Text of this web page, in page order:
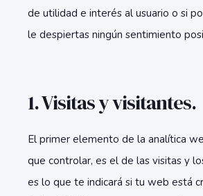
de utilidad e interés al usuario o si
le despiertas ningún sentimiento
1. Visitas y visitantes.
El primer elemento de la analítica
que controlar, es el de las visitas y
es lo que te indicará si tu web está